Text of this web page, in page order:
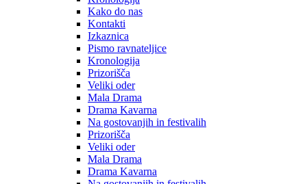
Kako do nas
Kontakti
Izkaznica
Pismo ravnateljice
Kronologija
Prizorišča
Veliki oder
Mala Drama
Drama Kavarna
Na gostovanjih in festivalih
Prizorišča
Veliki oder
Mala Drama
Drama Kavarna